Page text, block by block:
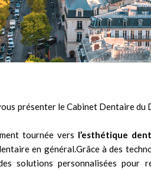
présenter le Cabinet Dentaire du
tournée vers l’esthétique
en général.Grâce à des
solutions personnalisées pour